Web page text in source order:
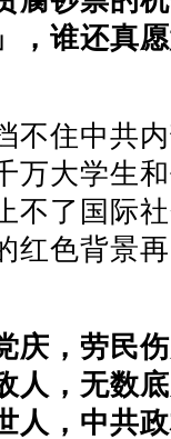
，谁还真
不住中共
万大学生
不了国际
红色背景
庆，劳民
人，无数
人，中共